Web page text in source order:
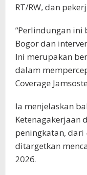
RT/RW, dan
“Perlindungan ini
Bogor dan
Ini merupakan
dalam
Coverage
Ia menjelaskan
Ketenagakerjaan
peningkatan, dari
ditargetkan
2026.